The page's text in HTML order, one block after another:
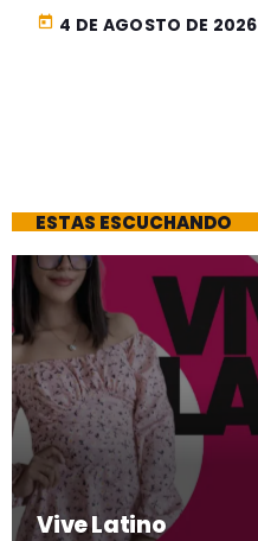
today 4 DE AGOSTO DE 2026
ESTAS ESCUCHANDO
Vive Latino